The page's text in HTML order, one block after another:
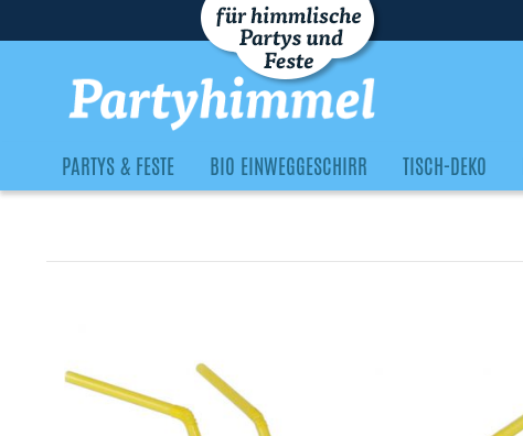
PARTYS & FESTE BIO EINWEGGESCHIRR TISCH-DEKO